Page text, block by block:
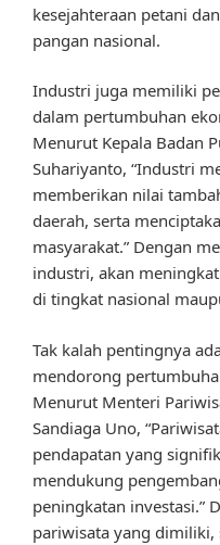
kesejahteraan petani
pangan nasional.
Industri juga memiliki
dalam pertumbuhan
Menurut Kepala Badan
Suhariyanto, “Industri
memberikan nilai
daerah, serta
masyarakat.” Dengan
industri, akan
di tingkat nasional
Tak kalah pentingnya
mendorong
Menurut Menteri
Sandiaga Uno,
pendapatan yang
mendukung
peningkatan investasi.”
pariwisata yang